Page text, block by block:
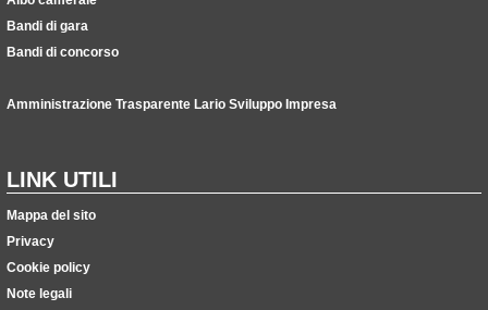
Bandi di gara
Bandi di concorso
Amministrazione Trasparente Lario Sviluppo Impresa
LINK UTILI
Mappa del sito
Privacy
Cookie policy
Note legali